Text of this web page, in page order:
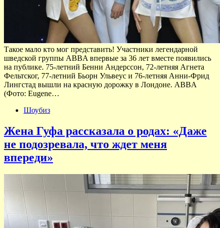
Такое мало кто мог представить! Участники легендарной
шведской группы ABBA впервые за 36 лет вместе появились
на публике. 75-летний Бенни Андерссон, 72-летняя Агнета
Фельтског, 77-летний Бьорн Ульвеус и 76-летняя Анни-Фрид
Лингстад вышли на красную дорожку в Лондоне. ABBA
(Фото: Eugene…
Шоубиз
Жена Гуфа рассказала о родах: «Даже
не подозревала, что ждет меня
впереди»